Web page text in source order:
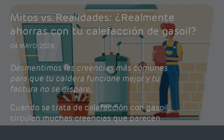
Mitos vs. Realidades: ¿Realmente
ahorras con tu calefacción de gasoil?
04 MAYO, 2026
Desmentimos las creencias más comunes
para que tu caldera funcione mejor y tu
factura no se dispare.
Cuando se trata de calefacción con gasoil,
circulan muchas creencias que parecen
lógicas pero que, en realidad, pueden estar